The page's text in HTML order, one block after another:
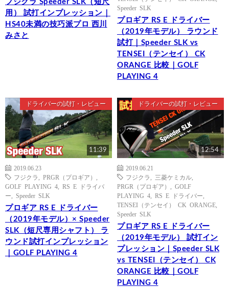
フジクラ Speeder SLK（短尺
用） 試打インプレッション｜
HS40未満の技巧派プロ 西川
みさと
Speeder SLK
プロギア RS E ドライバー
（2019年モデル） ラウンド
試打｜Speeder SLK vs
TENSEI（テンセイ） CK
ORANGE 比較｜GOLF
PLAYING 4
ドライバーの試打・レビュー
11:39
2019.06.23
フジクラ
PRGR（プロギア）
GOLF PLAYING 4
RS E ドライバ
ー
Speeder SLK
プロギア RS E ドライバー
（2019年モデル）× Speeder
SLK（短尺専用シャフト） ラ
ウンド試打インプレッション
｜GOLF PLAYING 4
ドライバーの試打・レビュー
12:54
2019.06.21
フジクラ
三菱ケミカル
PRGR（プロギア）
GOLF
PLAYING 4
RS E ドライバー
TENSEI（テンセイ） CK ORANGE
Speeder SLK
プロギア RS E ドライバー
（2019年モデル） 試打イン
プレッション｜Speeder SLK
vs TENSEI（テンセイ） CK
ORANGE 比較｜GOLF
PLAYING 4